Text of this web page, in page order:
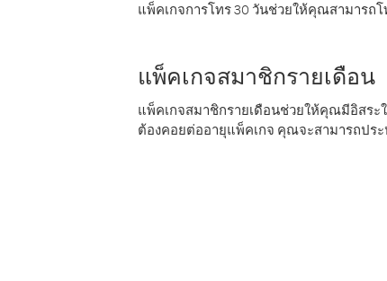
แพ็คเกจการโทร 30 วันช่วยให้คุณสามารถ
แพ็คเกจสมาชิกรายเดือน
แพ็คเกจสมาชิกรายเดือนช่วยให้คุณมีอิสร
ต้องคอยต่ออายุแพ็คเกจ คุณจะสามารถปร